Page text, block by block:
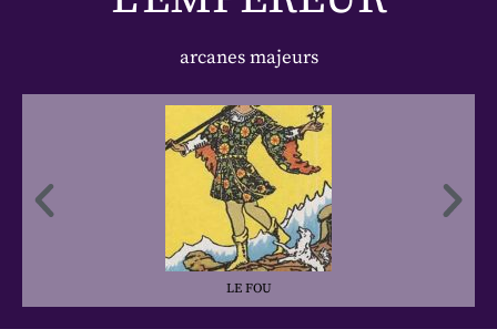
arcanes majeurs
LE FOU